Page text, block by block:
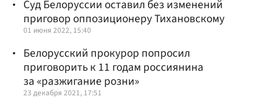
Суд Белоруссии оставил без изменений
приговор оппозиционеру Тихановскому
01 июня 2022, 15:40
Белорусский прокурор попросил
приговорить к 11 годам россиянина
за «разжигание розни»
23 декабря 2021, 17:51